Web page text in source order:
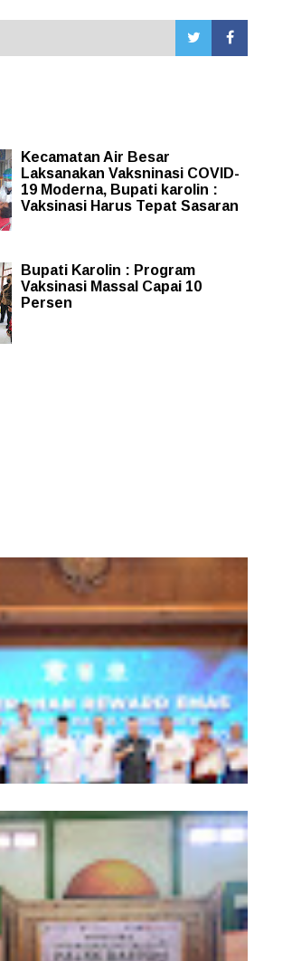
Kecamatan Air Besar
Laksanakan Vaksninasi COVID-
19 Moderna, Bupati karolin :
Vaksinasi Harus Tepat Sasaran
Bupati Karolin : Program
Vaksinasi Massal Capai 10
Persen
Tegaskan Komitmen
Pelayanan Publik